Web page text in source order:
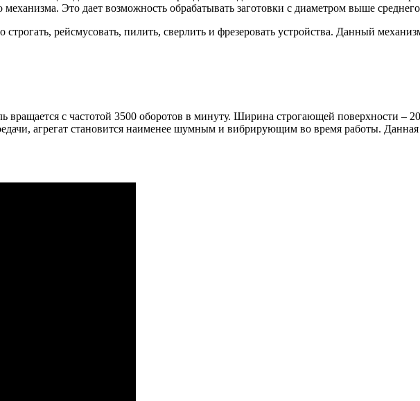
Это дает возможность обрабатывать заготовки с диаметром выше
рейсмусовать, пилить, сверлить и фрезеровать устройства. Данный
вращается с частотой 3500 оборотов в минуту. Ширина строгающей поверхности –
агрегат становится наименее шумным и вибрирующим во время работы. Данная